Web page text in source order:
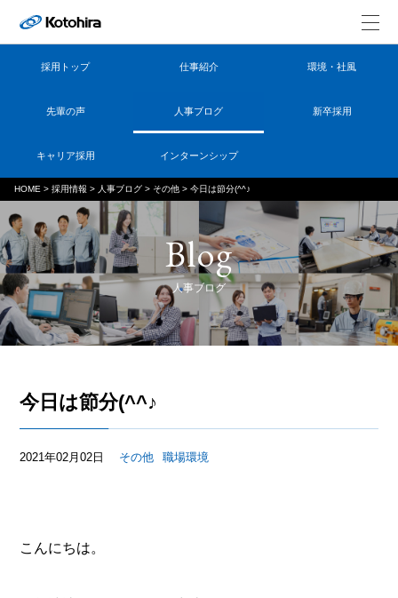
採用トップ 仕事紹介 環境・社風
先輩の声 人事ブログ 新卒採用
キャリア採用 インターンシップ
HOME > 採用情報 > 人事ブログ > その他 > 今日は節分(^^♪
Blog
人事ブログ
今日は節分(^^♪
2021年02月02日 その他 職場環境
こんにちは。